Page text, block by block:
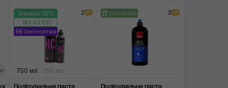
фінішна
Знижка 10%
182:02:04
Закінчується
2
750 мл 250 мл
Очікується 3